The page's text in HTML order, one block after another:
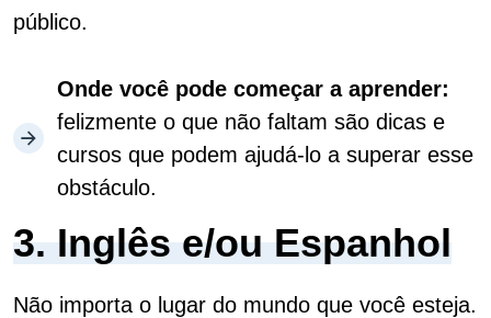
público.
Onde você pode começar a aprender:
felizmente o que não faltam são dicas e
cursos que podem ajudá-lo a superar esse
obstáculo.
3. Inglês e/ou Espanhol
Não importa o lugar do mundo que você esteja.